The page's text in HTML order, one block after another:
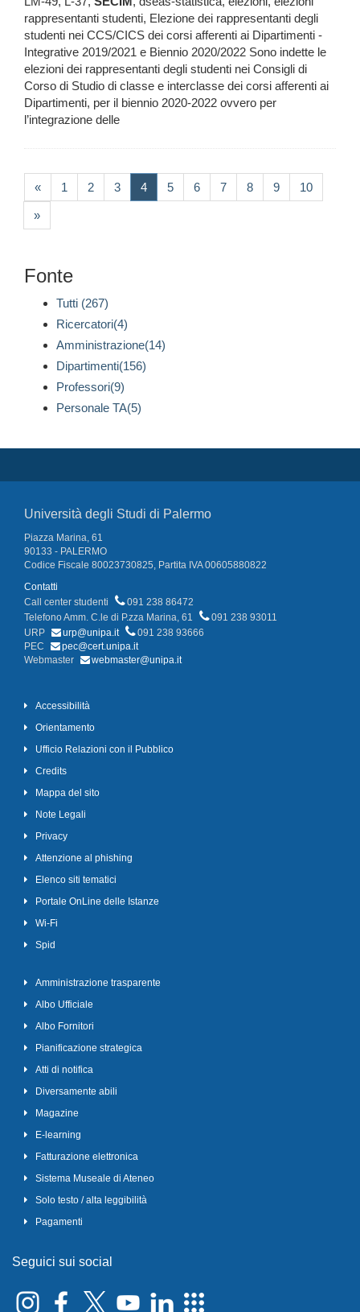
rappresentanti studenti, Elezione dei rappresentanti degli
studenti nei CCS/CICS dei corsi afferenti ai Dipartimenti -
Integrative 2019/2021 e Biennio 2020/2022 Sono indette le
elezioni dei rappresentanti degli studenti nei Consigli di
Corso di Studio di classe e interclasse dei corsi afferenti ai
Dipartimenti, per il biennio 2020-2022 ovvero per
l’integrazione delle
« 1 2 3 4(current)
5 6 7 8 9 10
»
Fonte
Tutti (267)
Ricercatori(4)
Amministrazione(14)
Dipartimenti(156)
Professori(9)
Personale TA(5)
Università degli Studi di Palermo
Piazza Marina, 61
90133 - PALERMO
Codice Fiscale 80023730825, Partita IVA 00605880822
Contatti
Call center studenti
091 238 86472
Telefono Amm. C.le di P.zza Marina, 61
091 238 93011
URP
urp@unipa.it
091 238 93666
PEC
pec@cert.unipa.it
Webmaster
webmaster@unipa.it
Accessibilità
Orientamento
Ufficio Relazioni con il Pubblico
Credits
Mappa del sito
Note Legali
Privacy
Attenzione al phishing
Elenco siti tematici
Portale OnLine delle Istanze
Wi-Fi
Spid
Amministrazione trasparente
Albo Ufficiale
Albo Fornitori
Pianificazione strategica
Atti di notifica
Diversamente abili
Magazine
E-learning
Fatturazione elettronica
Sistema Museale di Ateneo
Solo testo / alta leggibilità
Pagamenti
Seguici sui social